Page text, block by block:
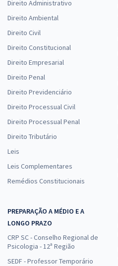
Direito Administrativo
Direito Ambiental
Direito Civil
Direito Constitucional
Direito Empresarial
Direito Penal
Direito Previdenciário
Direito Processual Civil
Direito Processual Penal
Direito Tributário
Leis
Leis Complementares
Remédios Constitucionais
PREPARAÇÃO A MÉDIO E A
LONGO PRAZO
CRP SC - Conselho Regional de
Psicologia - 12ª Região
SEDF - Professor Temporário